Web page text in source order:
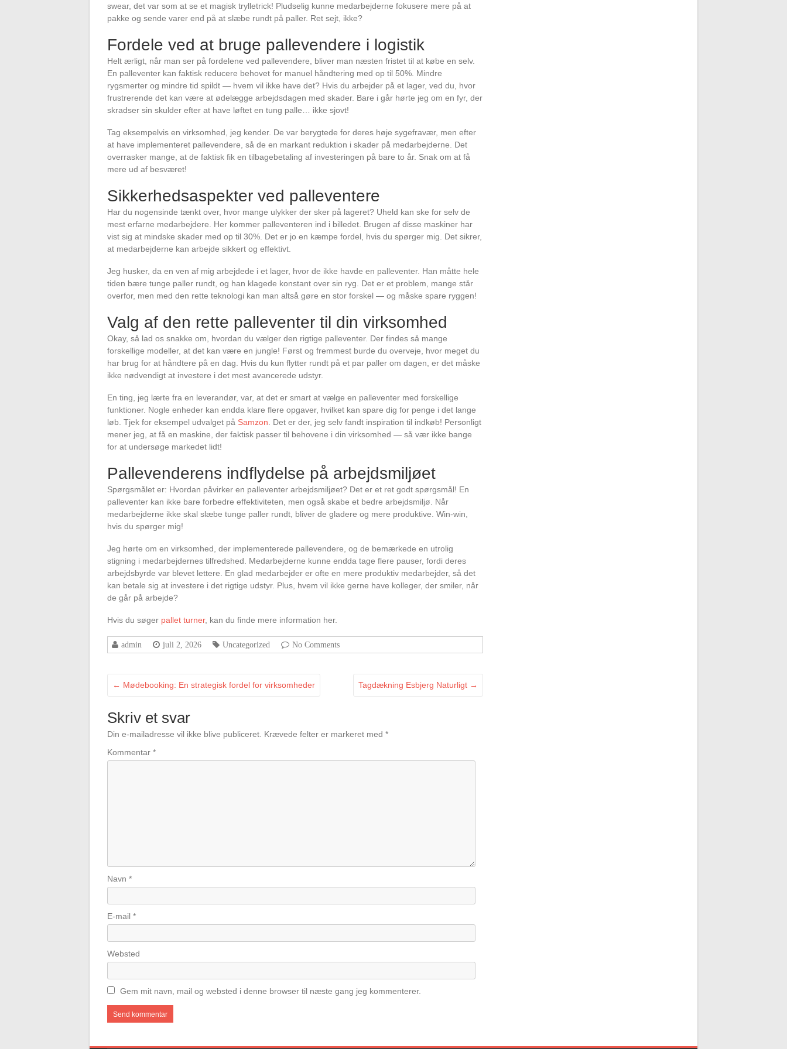
swear, det var som at se et magisk trylletrick! Pludselig kunne medarbejderne fokusere mere på at
pakke og sende varer end på at slæbe rundt på paller. Ret sejt, ikke?
Fordele ved at bruge pallevendere i logistik
Helt ærligt, når man ser på fordelene ved pallevendere, bliver man næsten fristet til at købe en selv.
En palleventer kan faktisk reducere behovet for manuel håndtering med op til 50%. Mindre
rygsmerter og mindre tid spildt — hvem vil ikke have det? Hvis du arbejder på et lager, ved du, hvor
frustrerende det kan være at ødelægge arbejdsdagen med skader. Bare i går hørte jeg om en fyr, der
skradser sin skulder efter at have løftet en tung palle… ikke sjovt!
Tag eksempelvis en virksomhed, jeg kender. De var berygtede for deres høje sygefravær, men efter
at have implementeret pallevendere, så de en markant reduktion i skader på medarbejderne. Det
overrasker mange, at de faktisk fik en tilbagebetaling af investeringen på bare to år. Snak om at få
mere ud af besværet!
Sikkerhedsaspekter ved palleventere
Har du nogensinde tænkt over, hvor mange ulykker der sker på lageret? Uheld kan ske for selv de
mest erfarne medarbejdere. Her kommer palleventeren ind i billedet. Brugen af disse maskiner har
vist sig at mindske skader med op til 30%. Det er jo en kæmpe fordel, hvis du spørger mig. Det sikrer,
at medarbejderne kan arbejde sikkert og effektivt.
Jeg husker, da en ven af mig arbejdede i et lager, hvor de ikke havde en palleventer. Han måtte hele
tiden bære tunge paller rundt, og han klagede konstant over sin ryg. Det er et problem, mange står
overfor, men med den rette teknologi kan man altså gøre en stor forskel — og måske spare ryggen!
Valg af den rette palleventer til din virksomhed
Okay, så lad os snakke om, hvordan du vælger den rigtige palleventer. Der findes så mange
forskellige modeller, at det kan være en jungle! Først og fremmest burde du overveje, hvor meget du
har brug for at håndtere på en dag. Hvis du kun flytter rundt på et par paller om dagen, er det måske
ikke nødvendigt at investere i det mest avancerede udstyr.
En ting, jeg lærte fra en leverandør, var, at det er smart at vælge en palleventer med forskellige
funktioner. Nogle enheder kan endda klare flere opgaver, hvilket kan spare dig for penge i det lange
løb. Tjek for eksempel udvalget på Samzon . Det er der, jeg selv fandt inspiration til indkøb! Personligt
mener jeg, at få en maskine, der faktisk passer til behovene i din virksomhed — så vær ikke bange
for at undersøge markedet lidt!
Pallevenderens indflydelse på arbejdsmiljøet
Spørgsmålet er: Hvordan påvirker en palleventer arbejdsmiljøet? Det er et ret godt spørgsmål! En
palleventer kan ikke bare forbedre effektiviteten, men også skabe et bedre arbejdsmiljø. Når
medarbejderne ikke skal slæbe tunge paller rundt, bliver de gladere og mere produktive. Win-win,
hvis du spørger mig!
Jeg hørte om en virksomhed, der implementerede pallevendere, og de bemærkede en utrolig
stigning i medarbejdernes tilfredshed. Medarbejderne kunne endda tage flere pauser, fordi deres
arbejdsbyrde var blevet lettere. En glad medarbejder er ofte en mere produktiv medarbejder, så det
kan betale sig at investere i det rigtige udstyr. Plus, hvem vil ikke gerne have kolleger, der smiler, når
de går på arbejde?
Hvis du søger pallet turner, kan du finde mere information her.
admin juli 2, 2026 Uncategorized No Comments
← Mødebooking: En strategisk fordel for virksomheder Tagdækning Esbjerg Naturligt →
Skriv et svar
Din e-mailadresse vil ikke blive publiceret. Krævede felter er markeret med *
Kommentar *
Navn *
E-mail *
Websted
Gem mit navn, mail og websted i denne browser til næste gang jeg kommenterer.